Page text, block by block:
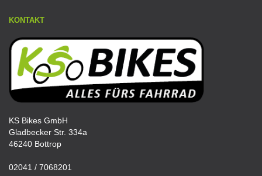
KONTAKT
KS Bikes GmbH
Gladbecker Str. 334a
46240 Bottrop
02041 / 7068201